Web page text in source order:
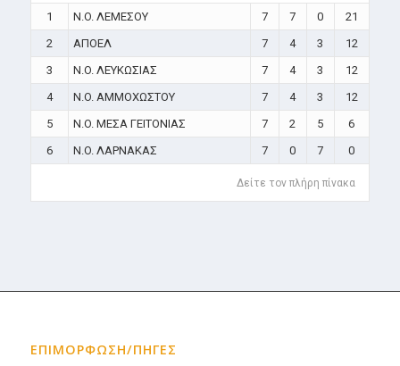
1 N.O. ΛΕΜΕΣΟΥ 7 7 0
21
2
ΑΠΟΕΛ 7 4 3
12
3
N.O. ΛΕΥΚΩΣΙΑΣ 7 4 3
12
4
N.O. ΑΜΜΟΧΩΣΤΟΥ 7 4 3
12
5
N.O. ΜΕΣΑ ΓΕΙΤΟΝΙΑΣ 7 2 5
6
6
N.O. ΛΑΡΝΑΚΑΣ 7 0 7 0
Δείτε τον πλήρη πίνακα
ΕΠΙΜΟΡΦΩΣΗ/ΠΗΓΕΣ